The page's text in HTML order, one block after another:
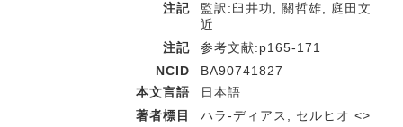
注記
監訳:臼井功, 關哲雄, 庭田文
近
注記
参考文献:p165-171
NCID
BA90741827
本文言語
日本語
著者標目
ハラ-ディアス, セルヒオ <>